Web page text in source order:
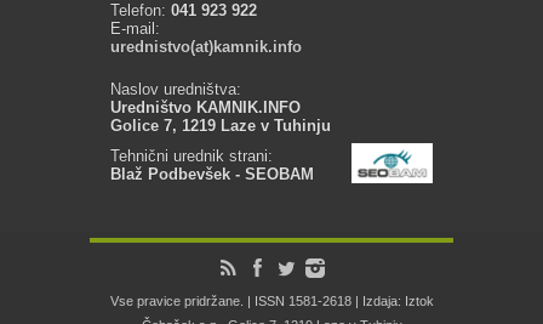
Telefon: 041 923 922
E-mail:
urednistvo(at)kamnik.info
Naslov uredništva:
Uredništvo KAMNIK.INFO
Golice 7, 1219 Laze v Tuhinju
Tehnični urednik strani:
Blaž Podbevšek - SEOBAM
Vse pravice pridržane. | ISSN 1581-2618 | Izdaja: Iztok